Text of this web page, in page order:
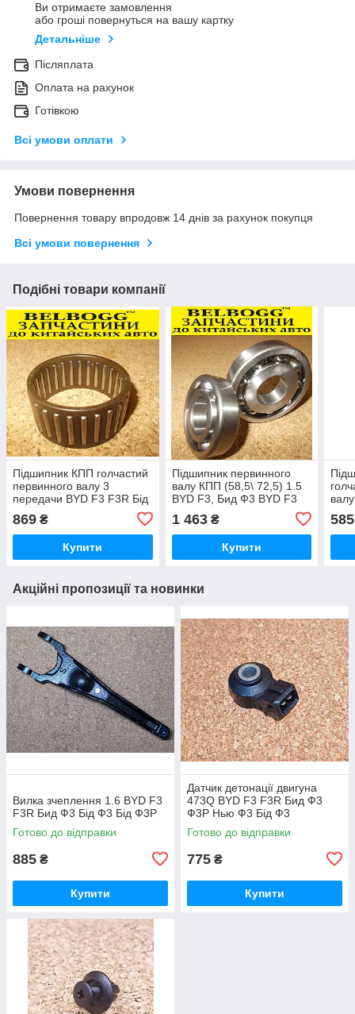
Ви отримаєте замовлення
або гроші повернуться на вашу картку
Детальніше
Післяплата
Оплата на рахунок
Готівкою
Всі умови оплати
Умови повернення
Повернення товару впродовж 14 днів за рахунок покупця
Всі умови повернення
Подібні товари компанії
Підшипник КПП голчастий
первинного валу 3
передачи BYD F3 F3R Бід
869 ₴
Купити
Підшипник первинного
валу КПП (58,5\ 72,5) 1.5
BYD F3, Бид Ф3 BYD F3
1 463₴
Купити
585
Акційні пропозиції та новинки
Вилка зчеплення 1.6 BYD F3
F3R Бид Ф3 Бід Ф3 Бід Ф3Р
Готово до відправки
885 ₴
Купити
Датчик детонації двигуна
473Q BYD F3 F3R Бид Ф3
Ф3Р Нью Ф3 Бід Ф3
Готово до відправки
775 ₴
Купити